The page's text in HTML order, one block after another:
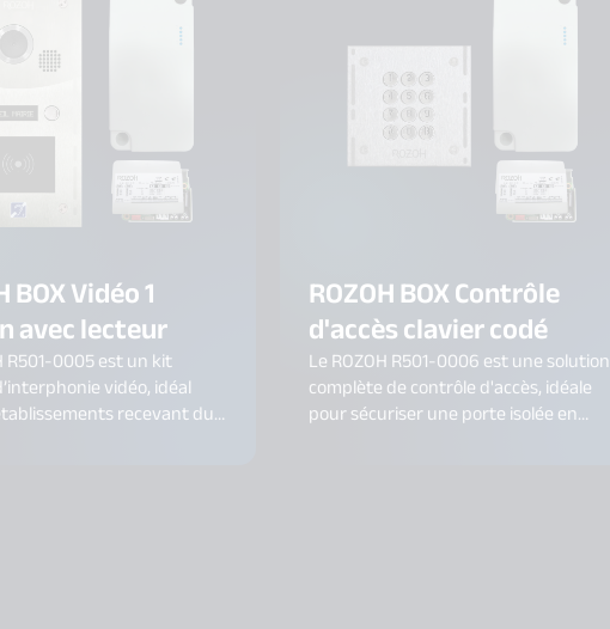
BOX Vidéo 1
avec lecteur
R501-0005 est un kit
vidéo, idéal
recevant du
ROZOH BOX Contrôle
d'accès clavier codé
Le ROZOH R501-0006 est une solution
complète de contrôle d'accès, idéale
pour sécuriser une porte isolée en